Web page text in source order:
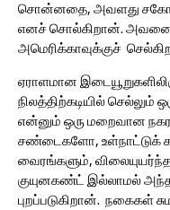
சொன்னதை, அவளது
எனச் சொல்கிறான். அவனை
அமெரிக்காவுக்குச்
ஏராளமான
நிலத்திற்கடியில்
என்னும் ஒரு மறைவான
சண்டைகளோ, உள்நாட்டுக்
வைரங்களும்,
குயுனகண்ட் இல்லாமல் அந்த
புறப்படுகிறான். நகைகள்